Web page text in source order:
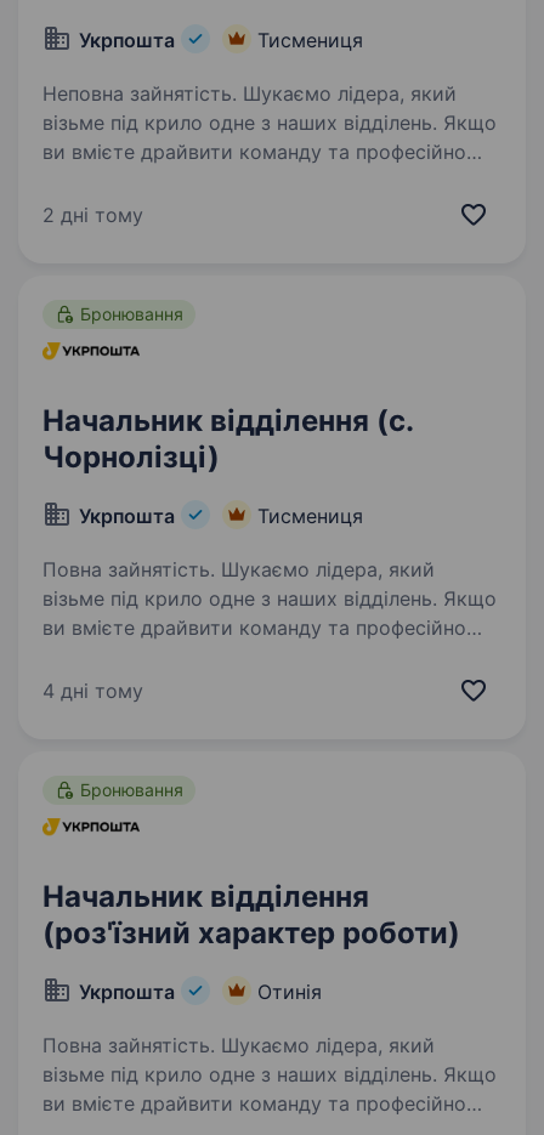
Укрпошта Тисмениця
Неповна зайнятість. Шукаємо лідера, який
візьме під крило одне з наших відділень. Якщо
ви вмієте драйвити команду та професійно
на вас. Ваша роль у команді: Керувати
2 дні тому
Бронювання
Начальник відділення (с.
Чорнолізці)
Укрпошта Тисмениця
Повна зайнятість. Шукаємо лідера, який
візьме під крило одне з наших відділень. Якщо
ви вмієте драйвити команду та професійно
на вас. Ваша роль у команді: Керувати
4 дні тому
Бронювання
Начальник відділення
(роз'їзний характер роботи)
Укрпошта Отинія
Повна зайнятість. Шукаємо лідера, який
візьме під крило одне з наших відділень. Якщо
ви вмієте драйвити команду та професійно